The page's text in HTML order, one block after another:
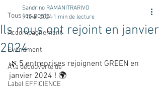
Tous les posts
Accompagnement
Evénement
A la découverte de
Label EFFICIENCE
Ils nous ont rejoint en janvier
2024
Sandrino RAMANITRARIVO
9 févr. 2024 1 min de lecture
🌿 5 entreprises rejoignent GREEN en
janvier 2024 ! 🌍